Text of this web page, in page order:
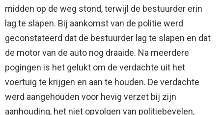
midden op de weg stond, terwijl de bestuurder erin
lag te slapen. Bij aankomst van de politie werd
geconstateerd dat de bestuurder lag te slapen en dat
de motor van de auto nog draaide. Na meerdere
pogingen is het gelukt om de verdachte uit het
voertuig te krijgen en aan te houden. De verdachte
werd aangehouden voor hevig verzet bij zijn
aanhouding, het niet opvolgen van politiebevelen,